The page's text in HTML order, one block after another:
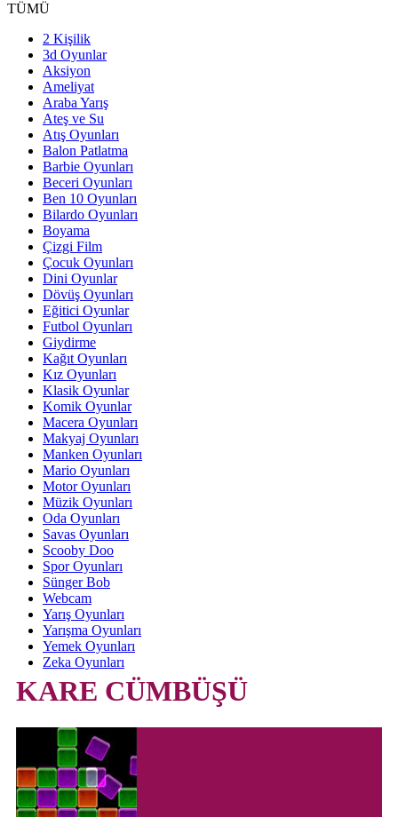
TÜMÜ
2 Kişilik
3d Oyunlar
Aksiyon
Ameliyat
Araba Yarış
Ateş ve Su
Atış Oyunları
Balon Patlatma
Barbie Oyunları
Beceri Oyunları
Ben 10 Oyunları
Bilardo Oyunları
Boyama
Çizgi Film
Çocuk Oyunları
Dini Oyunlar
Dövüş Oyunları
Eğitici Oyunlar
Futbol Oyunları
Giydirme
Kağıt Oyunları
Kız Oyunları
Klasik Oyunlar
Komik Oyunlar
Macera Oyunları
Makyaj Oyunları
Manken Oyunları
Mario Oyunları
Motor Oyunları
Müzik Oyunları
Oda Oyunları
Savas Oyunları
Scooby Doo
Spor Oyunları
Sünger Bob
Webcam
Yarış Oyunları
Yarışma Oyunları
Yemek Oyunları
Zeka Oyunları
KARE CÜMBÜŞÜ